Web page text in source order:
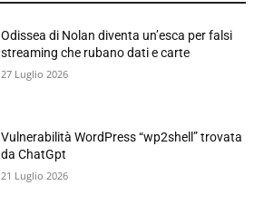
Odissea di Nolan diventa un’esca per falsi
streaming che rubano dati e carte
27 Luglio 2026
Vulnerabilità WordPress “wp2shell” trovata
da ChatGpt
21 Luglio 2026